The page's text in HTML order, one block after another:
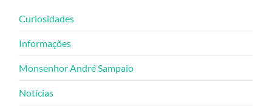
Curiosidades
Informações
Monsenhor André Sampaio
Notícias